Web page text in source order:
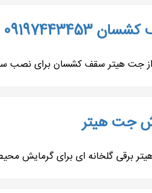
هیتر سقف کشسان برای نصب سقف
جت هیتر
برقی گلخانه ای برای گرمایش